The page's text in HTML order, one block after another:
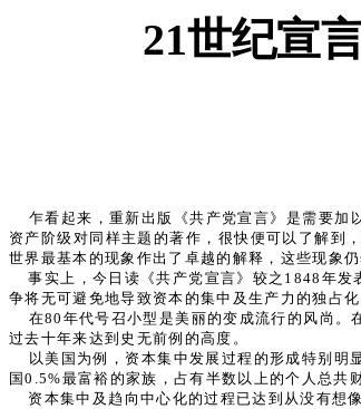
21世纪宣
乍看起来，重新出版《共产党宣言》是需要加
资产阶级对同样主题的著作，很快便可以了解到
世界最基本的现象作出了卓越的解释，这些现象
事实上，今日读《共产党宣言》较之1848年
争将无可避免地导致资本的集中及生产力的独占
在80年代号召小型是美丽的变成流行的风尚
过去十年来达到史无前例的高度。
以美国为例，资本集中发展过程的形成特别
国0.5%最富裕的家族，占有半数以上的个人总共
资本集中及趋向中心化的过程已达到从没有想